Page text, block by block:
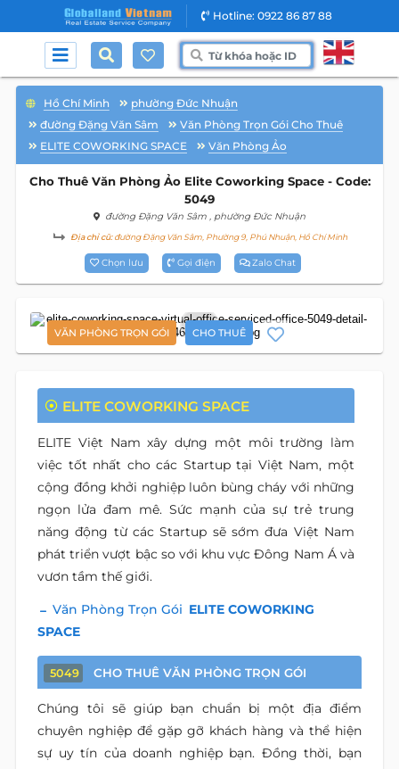
Hotline: 0922 86 87 88
Hồ Chí Minh
phường Đức Nhuận
đường Đặng Văn Sâm
Văn Phòng Trọn Gói Cho Thuê
ELITE COWORKING SPACE
Văn Phòng Ảo
Cho Thuê Văn Phòng Ảo Elite Coworking Space - Code:
5049
đường Đặng Văn Sâm , phường Đức Nhuận
Địa chỉ cũ:đường Đặng Văn Sâm, Phường 9, Phú Nhuận, Hồ Chí Minh
Chọn lưu Gọi điện Zalo Chat
VĂN PHÒNG TRỌN GÓI CHO THUÊ
5
ELITE COWORKING SPACE
ELITE Việt Nam xây dựng một môi trường làm
việc tốt nhất cho các Startup tại Việt Nam, một
cộng đồng khởi nghiệp luôn bùng cháy với những
ngọn lửa đam mê. Sức mạnh của sự trẻ trung
năng động từ các Startup sẽ sớm đưa Việt Nam
phát triển vượt bậc so với khu vực Đông Nam Á và
vươn tầm thế giới.
Văn Phòng Trọn Gói ELITE COWORKING
SPACE
5049 CHO THUÊ VĂN PHÒNG TRỌN GÓI
Chúng tôi sẽ giúp bạn chuẩn bị một địa điểm
chuyên nghiệp để gặp gỡ khách hàng và thể hiện
sự uy tín của doanh nghiệp bạn. Đồng thời, bạn